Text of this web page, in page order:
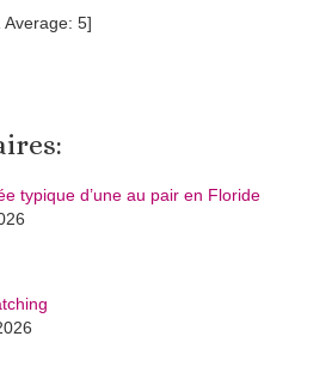
Average:5]
typique d’une au pair en Floride